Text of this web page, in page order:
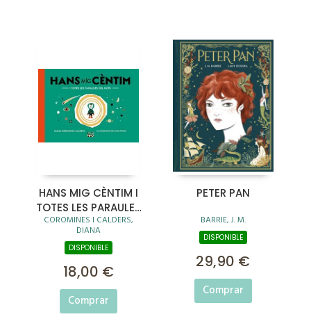
HANS MIG CÈNTIM I
TOTES LES PARAULES
DEL MÓN
COROMINES I CALDERS,
DIANA
DISPONIBLE
18,00 €
Comprar
PETER PAN
BARRIE, J. M.
DISPONIBLE
29,90 €
Comprar